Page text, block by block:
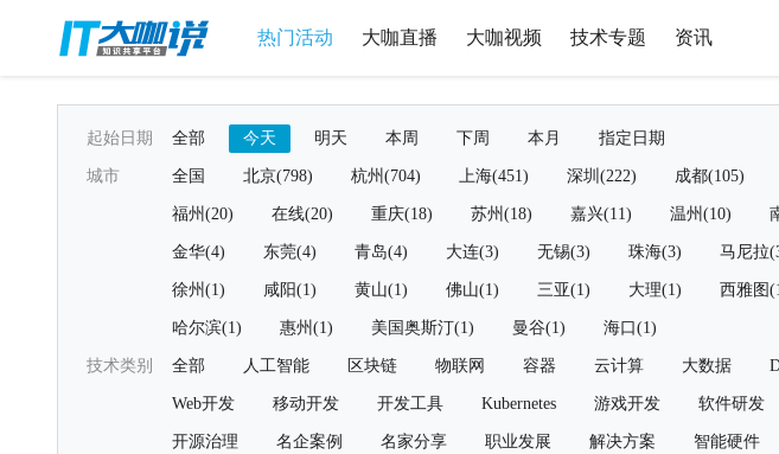
热门活动 大咖直播 大咖视频 技术专题 资讯
起始日期 全部 今天 明天 本周 下周 本月 指定日期
城市 全国 北京(798) 杭州(704) 上海(451) 深圳(222) 成都(105)
福州(20) 在线(20) 重庆(18) 苏州(18) 嘉兴(11) 温州(10)
金华(4) 东莞(4) 青岛(4) 大连(3) 无锡(3) 珠海(3) 马尼拉
徐州(1) 咸阳(1) 黄山(1) 佛山(1) 三亚(1) 大理(1) 西雅图
哈尔滨(1) 惠州(1) 美国奥斯汀(1) 曼谷(1) 海口(1)
技术类别 全部 人工智能 区块链 物联网 容器 云计算 大数据
Web开发 移动开发 开发工具 Kubernetes 游戏开发 软件研发
开源治理 名企案例 名家分享 职业发展 解决方案 智能硬件